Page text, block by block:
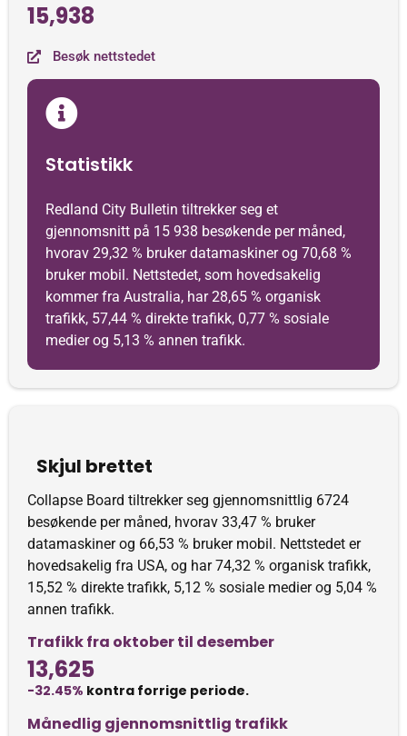
15,938
Besøk nettstedet
Statistikk
Redland City Bulletin tiltrekker seg et
gjennomsnitt på 15 938 besøkende per måned,
hvorav 29,32 % bruker datamaskiner og 70,68 %
bruker mobil. Nettstedet, som hovedsakelig
kommer fra Australia, har 28,65 % organisk
trafikk, 57,44 % direkte trafikk, 0,77 % sosiale
medier og 5,13 % annen trafikk.
Skjul brettet
Collapse Board tiltrekker seg gjennomsnittlig 6724
besøkende per måned, hvorav 33,47 % bruker
datamaskiner og 66,53 % bruker mobil. Nettstedet er
hovedsakelig fra USA, og har 74,32 % organisk trafikk,
15,52 % direkte trafikk, 5,12 % sosiale medier og 5,04 %
annen trafikk.
Trafikk fra oktober til desember
13,625
-32.45% kontra forrige periode.
Månedlig gjennomsnittlig trafikk